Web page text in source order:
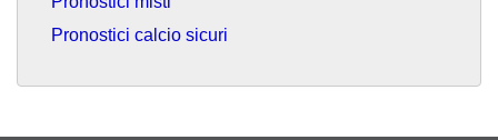
Pronostici calcio sicuri